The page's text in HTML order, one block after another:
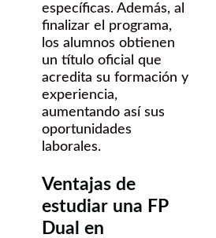
específicas. Además, al
finalizar el programa,
los alumnos obtienen
un título oficial que
acredita su formación y
experiencia,
aumentando así sus
oportunidades
laborales.
Ventajas de
estudiar una FP
Dual en